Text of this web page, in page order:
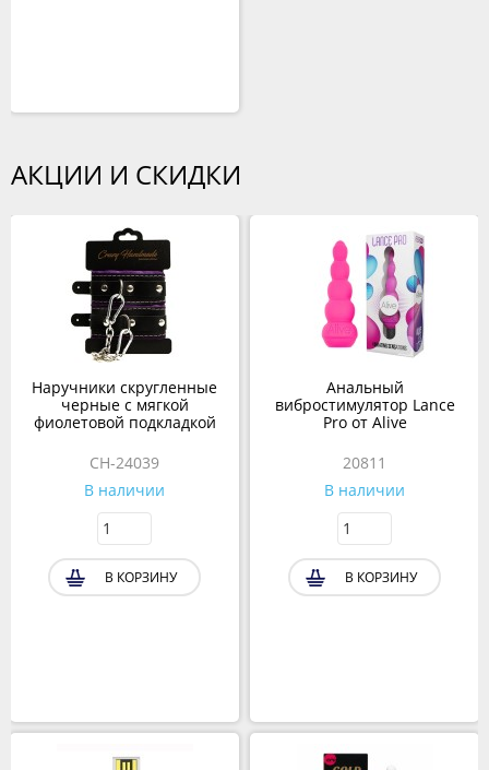
АКЦИИ И СКИДКИ
Наручники скругленные
черные с мягкой
фиолетовой подкладкой
CH-24039
В наличии
В КОРЗИНУ
Анальный
вибростимулятор Lance
Pro от Alive
20811
В наличии
В КОРЗИНУ